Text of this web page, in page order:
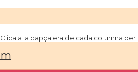
a la capçalera de cada columna